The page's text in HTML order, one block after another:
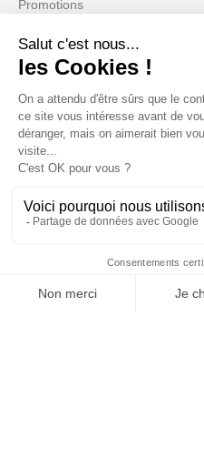
Promotions
Votre compte
Informations